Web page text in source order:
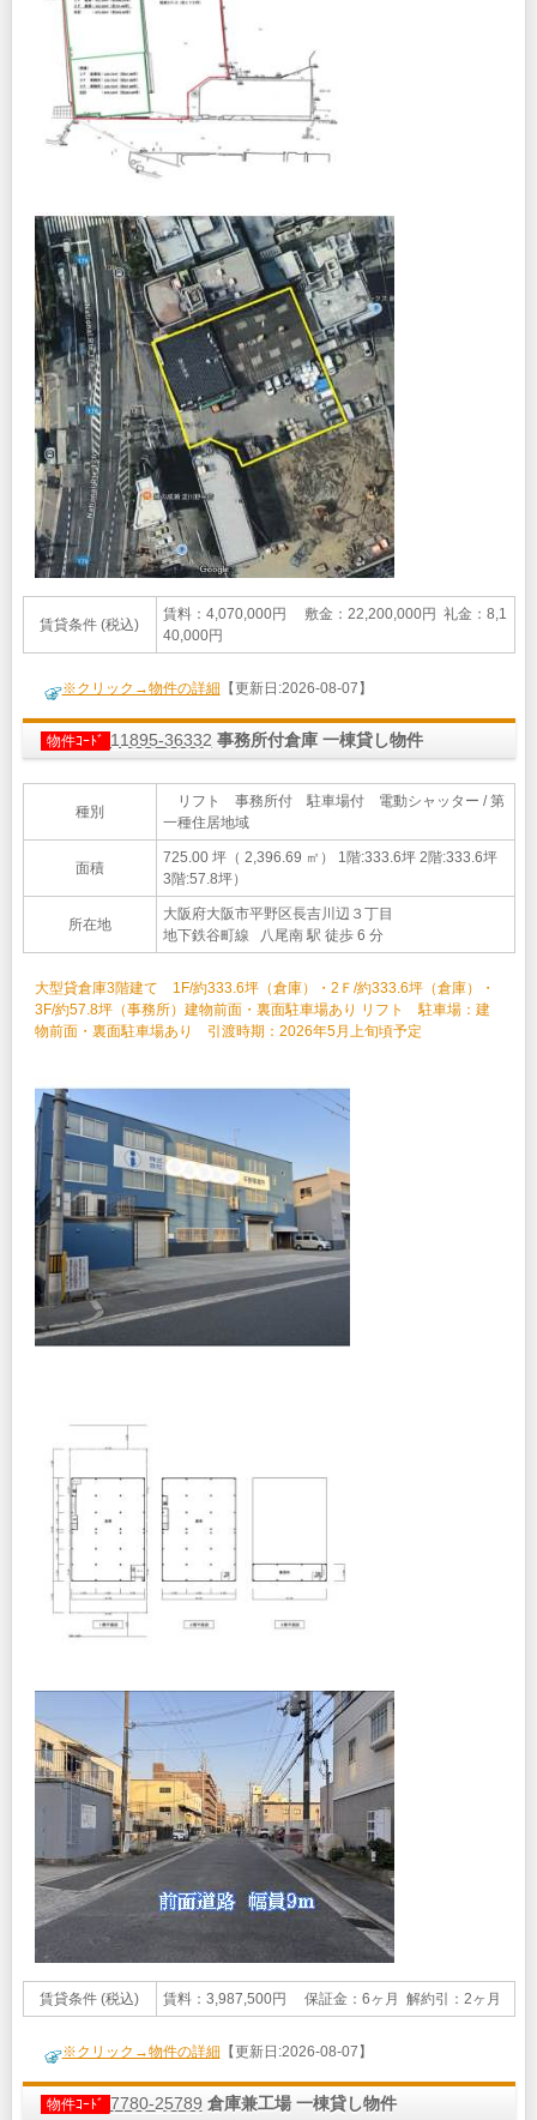
賃貸条件 (税込)
賃料：4,070,000円 敷金：22,200,000円 礼金：8,1
40,000円
※クリック→物件の詳細 【更新日:2026-08-07】
物件ｺｰﾄﾞ 11895-36332 事務所付倉庫 一棟貸し物件
種別
リフト 事務所付 駐車場付 電動シャッター / 第
一種住居地域
面積
725.00 坪（ 2,396.69 ㎡）
1階:333.6坪 2階:333.6坪
3階:57.8坪）
所在地
大阪府大阪市平野区長吉川辺３丁目
地下鉄谷町線 八尾南 駅 徒歩 6 分
大型貸倉庫3階建て 1F/約333.6坪（倉庫）・2Ｆ/約333.6坪（倉庫）・
3F/約57.8坪（事務所）建物前面・裏面駐車場あり リフト 駐車場：建
物前面・裏面駐車場あり 引渡時期：2026年5月上旬頃予定
賃貸条件 (税込) 賃料：3,987,500円 保証金：6ヶ月 解約引：2ヶ月
※クリック→物件の詳細 【更新日:2026-08-07】
物件ｺｰﾄﾞ 7780-25789 倉庫兼工場 一棟貸し物件